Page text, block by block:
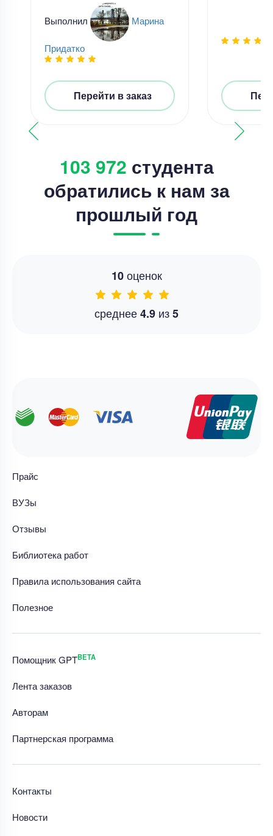
Выполнил Марина
Придатко
Перейти в заказ
103 972 студента
обратились к нам за
прошлый год
10оценок
среднее4.9 из5
Прайс
ВУЗы
Отзывы
Библиотека работ
Правила использования сайта
Полезное
Помощник GPTBETA
Лента заказов
Авторам
Партнерская программа
Контакты
Новости